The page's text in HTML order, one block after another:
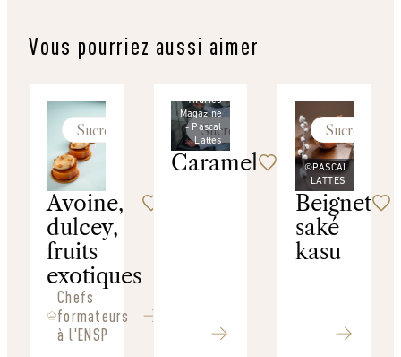
Vous pourriez aussi aimer
Sucré
Avoine,
dulcey,
fruits
exotiques
Chefs
formateurs
à l'ENSP
Thuries
Magazine
- Pascal
Lattes
Sucré
Caramel
©PASCAL
LATTES
Sucré
Beignet
saké
kasu